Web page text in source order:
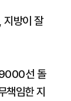
지방이 잘
9000선 돌
책임한 지